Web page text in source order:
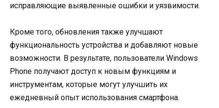
исправляющие выявленные ошибки и уязвимости.
Кроме того, обновления также улучшают
функциональность устройства и добавляют новые
возможности. В результате, пользователи Windows
Phone получают доступ к новым функциям и
инструментам, которые могут улучшить их
ежедневный опыт использования смартфона.